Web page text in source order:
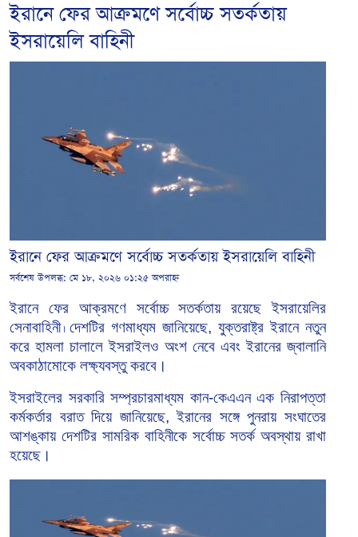
ইরানে ফের আক্রমণে সর্বোচ্চ সতর্কতায়
ইসরায়েলি বাহিনী
ইরানে ফের আক্রমণে সর্বোচ্চ সতর্কতায় ইসরায়েলি বাহিনী
সর্বশেষ উপলব্ধ: মে ১৮, ২০২৬ ০১:২৫ অপরাহ্ন
ইরানে ফের আক্রমণে সর্বোচ্চ সতর্কতায়
রয়েছে ইসরায়েলির
সেনাবাহিনী।দেশটির গণমাধ্যম জানিয়েছে, যুক্তরাষ্ট্র ইরানে নতুন
করে হামলা চালালে ইসরাইলও অংশ নেবে এবং ইরানের জ্বালানি
অবকাঠামোকে লক্ষ্যবস্তু করবে।
ইসরাইলের সরকারি সম্প্রচারমাধ্যম কান-কেএএন এক নিরাপত্তা
কর্মকর্তার বরাত দিয়ে জানিয়েছে, ইরানের সঙ্গে পুনরায় সংঘাতের
আশঙ্কায় দেশটির সামরিক বাহিনীকে সর্বোচ্চ সতর্ক অবস্থায় রাখা
হয়েছে।